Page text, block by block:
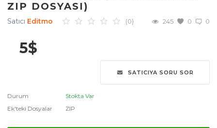
Giriş Yap
Üye Ol
العربية
Deutsch
ZIP DOSYASI)
Satıcı Editmo 0
(0) 0
245
5$
SATICIYA SORU SOR
Durum
Stokta Var
Ek'teki Dosyalar
ZIP